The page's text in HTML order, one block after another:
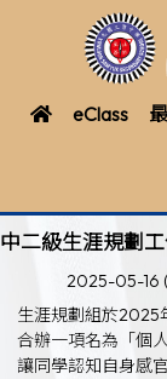
eClass
中二級生涯規劃
2025-05-16
生涯規劃組於2025
合辦一項名為「個
讓同學認知自身感